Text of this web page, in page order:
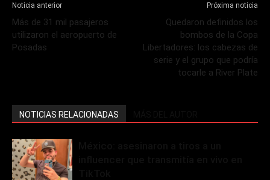
Noticia anterior
Más de 31 mil pasajeros
utilizaron el aeropuerto de
Posadas
Próxima noticia
Quedaron definidos los
bombos de la Copa
Libertadores: los cabezas de
serie y el grupo que podría
tocarle a River Plate
NOTICIAS RELACIONADAS